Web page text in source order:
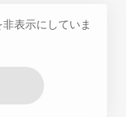
表示にしていま